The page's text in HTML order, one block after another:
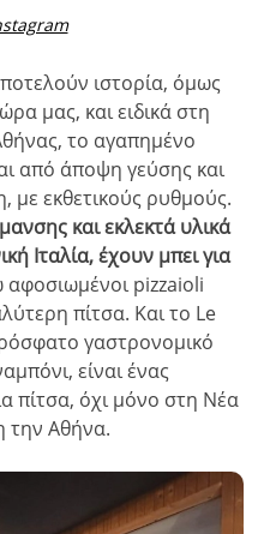
ιστορία, όμως
μας, και ειδικά στη
το αγαπημένο
από άποψη γεύσης και
με εκθετικούς ρυθμούς.
και εκλεκτά υλικά
Ιταλία, έχουν μπει για
αφοσιωμένοι pizzaioli
πίτσα. Και το Le
γαστρονομικό
είναι ένας
πίτσα, όχι μόνο στη Νέα
την Αθήνα.